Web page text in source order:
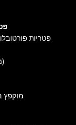
פטריות
מוקפץ